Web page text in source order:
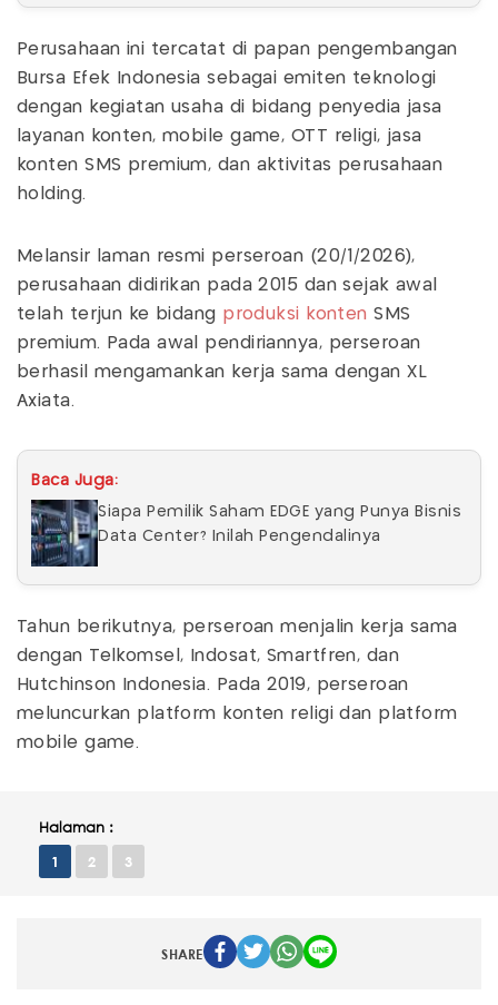
Perusahaan ini tercatat di papan pengembangan
Bursa Efek Indonesia sebagai emiten teknologi
dengan kegiatan usaha di bidang penyedia jasa
layanan konten, mobile game, OTT religi, jasa
konten SMS premium, dan aktivitas perusahaan
holding.
Melansir laman resmi perseroan (20/1/2026),
perusahaan didirikan pada 2015 dan sejak awal
telah terjun ke bidang produksi konten SMS
premium. Pada awal pendiriannya, perseroan
berhasil mengamankan kerja sama dengan XL
Axiata.
Baca Juga:
Siapa Pemilik Saham EDGE yang Punya Bisnis
Data Center? Inilah Pengendalinya
Tahun berikutnya, perseroan menjalin kerja sama
dengan Telkomsel, Indosat, Smartfren, dan
Hutchinson Indonesia. Pada 2019, perseroan
meluncurkan platform konten religi dan platform
mobile game.
Halaman :
1 2 3
SHARE